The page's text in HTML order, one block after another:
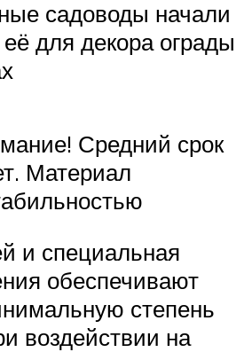
садоводы начали
для декора ограды
Средний срок
Материал
и специальная
обеспечивают
степень
воздействии на